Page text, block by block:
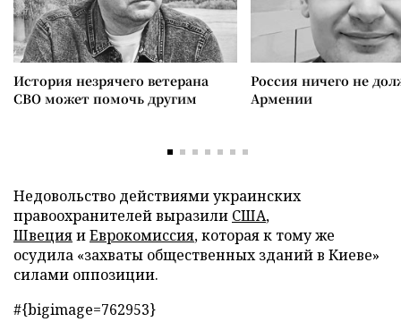
История незрячего ветерана
СВО может помочь другим
Россия ничего не
Армении
Недовольство действиями украинских
правоохранителей выразили США,
ШвецияиЕврокомиссия, которая к тому же
осудила «захваты общественных зданий в Киеве»
силами оппозиции.
#{bigimage=762953}